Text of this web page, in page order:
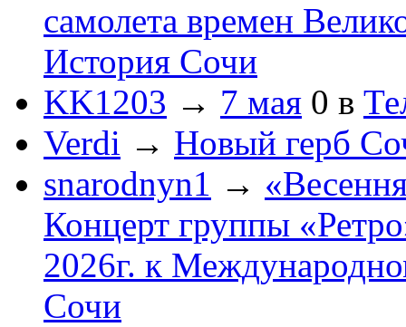
самолета времен
История Сочи
KK1203 → 7 мая 0 в
Verdi → Новый герб
snarodnyn1 →
Концерт группы
2026г. к
Сочи